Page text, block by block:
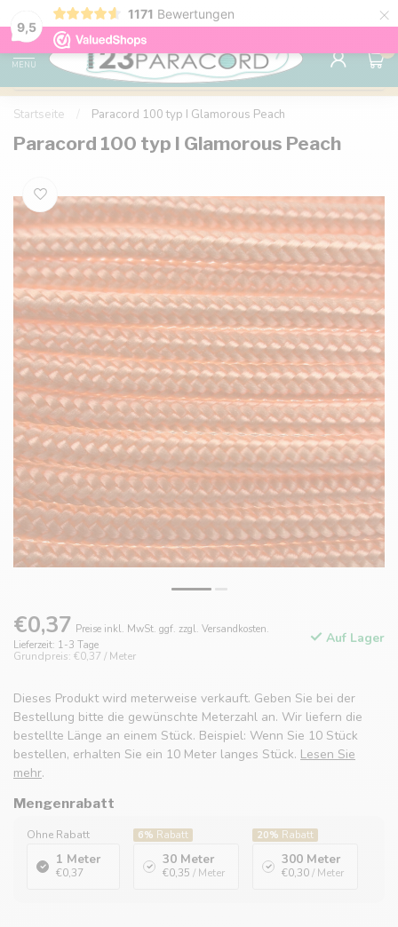
9,5
1171 Bewertungen ×
Kostenlose Lieferung nach Hause ab 150 €
MENU
0
Startseite Paracord 100 typ I Glamorous Peach
Paracord 100 typ I Glamorous Peach
€0,37 Preise inkl. MwSt. ggf. zzgl. Versandkosten.
Lieferzeit: 1-3 Tage
Grundpreis: €0,37 / Meter
Auf Lager
Dieses Produkt wird meterweise verkauft. Geben Sie bei der
Bestellung bitte die gewünschte Meterzahl an. Wir liefern die
bestellte Länge an einem Stück. Beispiel: Wenn Sie 10 Stück
bestellen, erhalten Sie ein 10 Meter langes Stück. Lesen Sie
mehr.
Mengenrabatt
Ohne Rabatt
1 Meter
€0,37
6% Rabatt
30 Meter
€0,35 / Meter
20% Rabatt
300 Meter
€0,30/ Meter